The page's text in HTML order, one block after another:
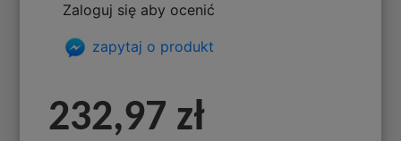
Zaloguj się aby ocenić
zapytaj o produkt
232,97 zł